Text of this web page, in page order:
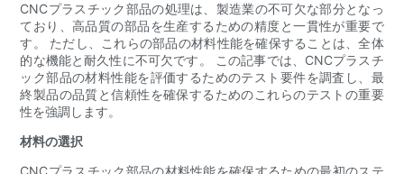
CNCプラスチック部品の処理は、製造業の不可欠な部分となっ
ており、高品質の部品を生産するための精度と一貫性が重要で
す。 ただし、これらの部品の材料性能を確保することは、全体
的な機能と耐久性に不可欠です。 この記事では、CNCプラスチ
ック部品の材料性能を評価するためのテスト要件を調査し、最
終製品の品質と信頼性を確保するためのこれらのテストの重要
性を強調します。
材料の選択